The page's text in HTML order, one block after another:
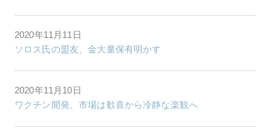
2020年11月11日
ソロス氏の盟友、金大量保有明かす
2020年11月10日
ワクチン開発、市場は歓喜から冷静な楽観へ